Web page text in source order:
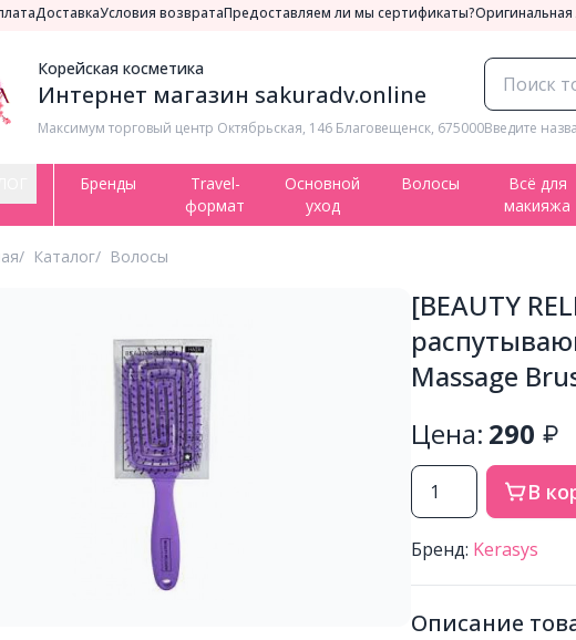
ДоставкаУсловия возвратаПредоставляем ли мы сертификаты?Оригинальная
Корейская косметика
Интернет магазин sakuradv.online
Максимум торговый центр ​Октябрьская, 146 Благовещенск, 675000Введите
Бренды
Travel-
формат
Основной
уход
Волосы
Всё для
макияжа
Каталог Волосы
[BEAUTY
Massage
Цена: 290
В
Бренд: Kerasys
Описание